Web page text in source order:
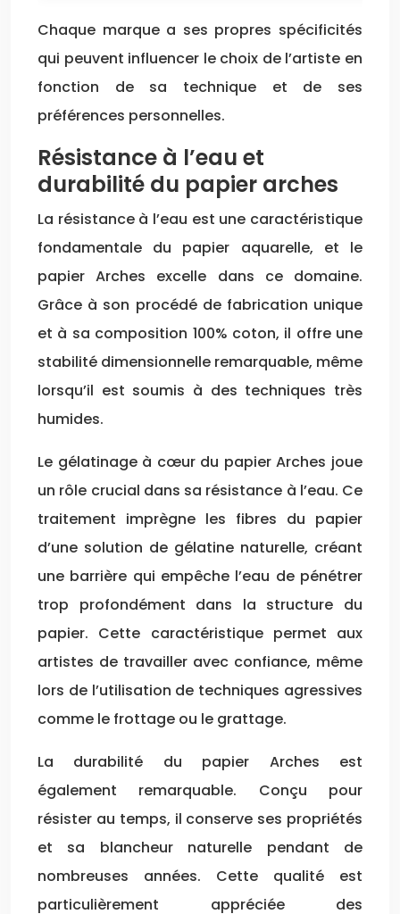
Chaque marque a ses propres spécificités
qui peuvent influencer le choix de l’artiste en
fonction de sa technique et de ses
préférences personnelles.
Résistance à l’eau et
durabilité du papier arches
La résistance à l’eau est une caractéristique
fondamentale du papier aquarelle, et le
papier Arches excelle dans ce domaine.
Grâce à son procédé de fabrication unique
et à sa composition 100% coton, il offre une
stabilité dimensionnelle remarquable, même
lorsqu’il est soumis à des techniques très
humides.
Le gélatinage à cœur du papier Arches joue
un rôle crucial dans sa résistance à l’eau. Ce
traitement imprègne les fibres du papier
d’une solution de gélatine naturelle, créant
une barrière qui empêche l’eau de pénétrer
trop profondément dans la structure du
papier. Cette caractéristique permet aux
artistes de travailler avec confiance, même
lors de l’utilisation de techniques agressives
comme le frottage ou le grattage.
La durabilité du papier Arches est
également remarquable. Conçu pour
résister au temps, il conserve ses propriétés
et sa blancheur naturelle pendant de
nombreuses années. Cette qualité est
particulièrement appréciée des